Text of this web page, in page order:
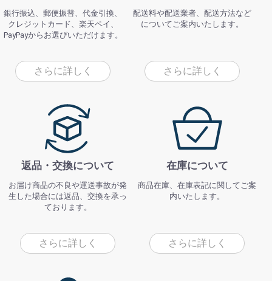
銀行振込、郵便振替、代金引換、
クレジットカード、楽天ペイ、
PayPayからお選びいただけます。
さらに詳しく
配送料や配送業者、配送方法など
についてご案内いたします。
さらに詳しく
返品・交換について
お届け商品の不良や運送事故が発
生した場合には返品、交換を承っ
ております。
さらに詳しく
在庫について
商品在庫、在庫表記に関してご案
内いたします。
さらに詳しく